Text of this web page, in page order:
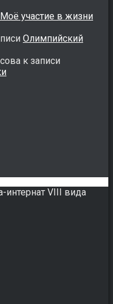
участие в жизни
Олимпийский
к записи
VIII вида